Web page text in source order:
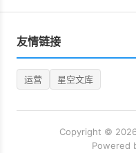
友情链接
运营 星空文库
Copyright © 2026
Powered